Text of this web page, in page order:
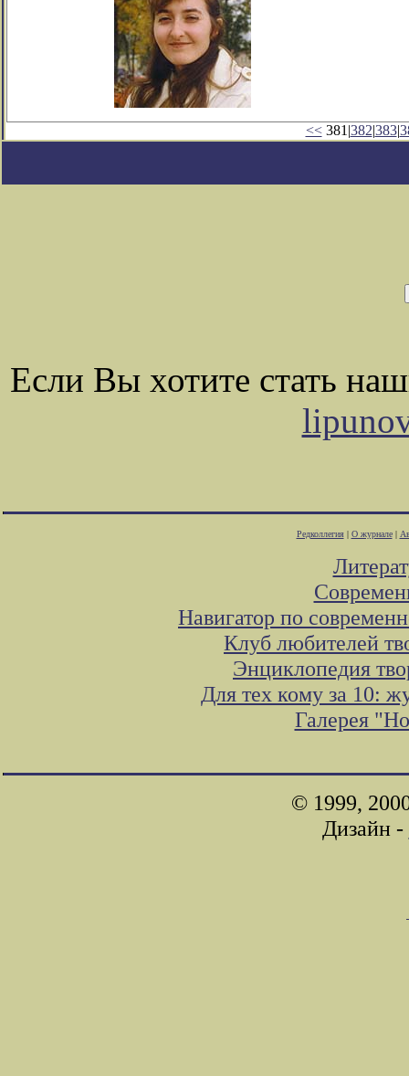
<<381|382|383|
Если Вы хотите стать
Редколлегия| О журнале|
Навигатор по
Клуб любителей
Энциклопедия
Для тех кому за 10:
Галерея
© 1999,
Дизайн -